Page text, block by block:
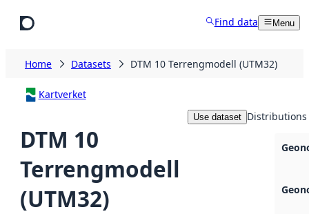
Find data Menu
Home Datasets DTM 10 Terrengmodell (UTM32)
Kartverket
DTM 10
Terrengmodell
(UTM32)
Use dataset Distributions